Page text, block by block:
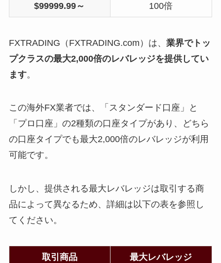
$99999.99～ 100倍
FXTRADING（FXTRADING.com）は、 業界でトッ
プクラスの最大2,000倍のレバレッジを提供してい
ます。
この海外FX業者では、「スタンダード口座」と
「プロ口座」の2種類の口座タイプがあり、どちら
の口座タイプでも最大2,000倍のレバレッジが利用
可能です。
しかし、提供される最大レバレッジは取引する商
品によって異なるため、詳細は以下の表を参照し
てください。
取引商品 最大レバレッジ